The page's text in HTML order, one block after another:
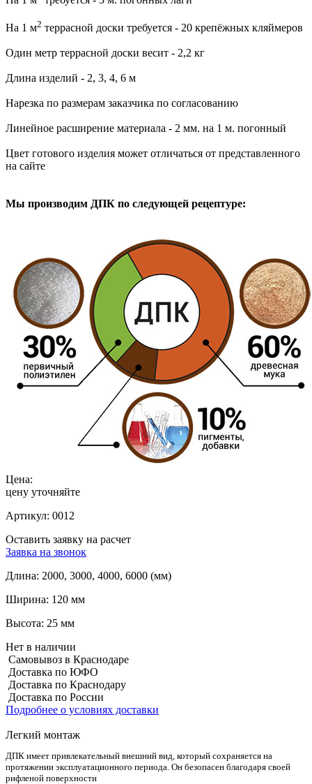
На 1 м2 террасной доски требуется - 20 крепёжных кляймеров
Один метр террасной доски весит - 2,2 кг
Длина изделий - 2, 3, 4, 6 м
Нарезка по размерам заказчика по согласованию
Линейное расширение материала - 2 мм. на 1 м. погонный
Цвет готового изделия может отличаться от представленного
на сайте
Мы производим ДПК по следующей рецептуре:
Цена:
цену уточняйте
Артикул: 0012
Оставить заявку на расчет
Заявка на звонок
Длина: 2000, 3000, 4000, 6000 (мм)
Ширина: 120 мм
Высота: 25 мм
Нет в наличии
Самовывоз в Краснодаре
Доставка по ЮФО
Доставка по Краснодару
Доставка по России
Подробнее о условиях доставки
Легкий монтаж
ДПК имеет привлекательный внешний вид, который сохраняется на
протяжении эксплуатационного периода. Он безопасен благодаря своей
рифленой поверхности